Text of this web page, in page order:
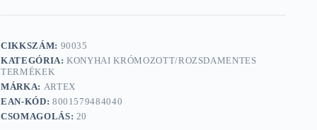
CIKKSZÁM: 90035
KATEGÓRIA:KONYHAI KRÓMOZOTT/ROZSDAMENTES
TERMÉKEK
MÁRKA: ARTEX
EAN-KÓD: 8001579484040
CSOMAGOLÁS: 20